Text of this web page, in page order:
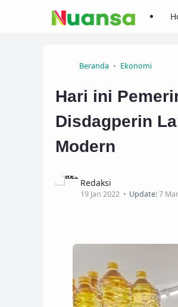
Beranda Ekonomi
Hari ini
Disdagperin
Modern
Redaksi
19 Jan 2022 Update:7